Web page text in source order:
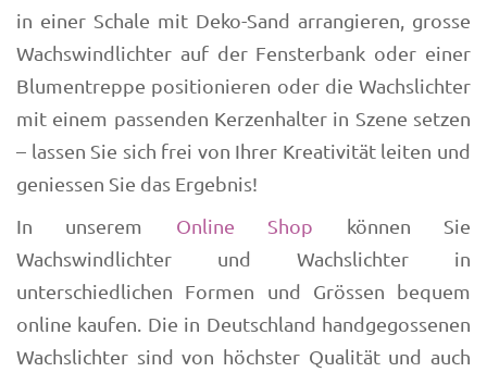
in einer Schale mit Deko-Sand arrangieren, grosse
Wachswindlichter auf der Fensterbank oder einer
Blumentreppe positionieren oder die Wachslichter
mit einem passenden Kerzenhalter in Szene setzen
– lassen Sie sich frei von Ihrer Kreativität leiten und
geniessen Sie das Ergebnis!
In unserem Online Shop können Sie
Wachswindlichter und Wachslichter in
unterschiedlichen Formen und Grössen bequem
online kaufen. Die in Deutschland handgegossenen
Wachslichter sind von höchster Qualität und auch